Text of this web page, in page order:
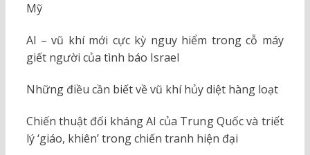
Mỹ
AI – vũ khí mới cực kỳ nguy hiểm trong cỗ máy
giết người của tình báo Israel
Những điều cần biết về vũ khí hủy diệt hàng loạt
Chiến thuật đối kháng AI của Trung Quốc và triết
lý ‘giáo, khiên’ trong chiến tranh hiện đại